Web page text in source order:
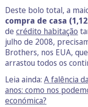
Deste bolo total, a
compra de casa
de crédito habitação
julho de 2008,
Brothers, nos EUA,
arrastou todos os
Leia ainda: A falência
anos: como nos
económica?